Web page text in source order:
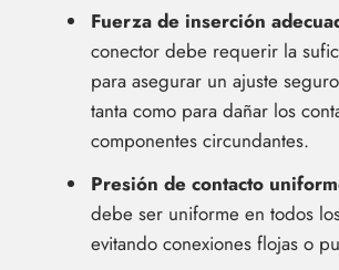
Fuerza de inserción
conector debe requerir la
para asegurar un ajuste
tanta como para dañar los
componentes circundantes.
Presión de contacto
debe ser uniforme en todos
evitando conexiones flojas o